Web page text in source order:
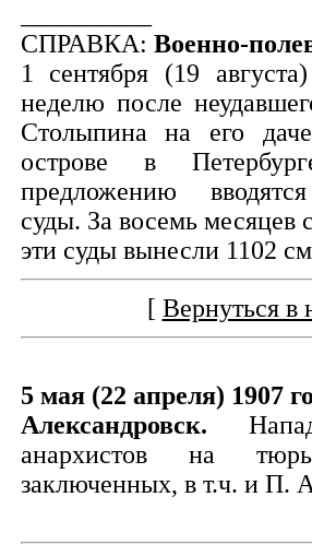
СПРАВКА: Военно-
1 сентября (19
неделю после
Столыпина на его
острове в
предложению
суды. За восемь месяцев
эти суды вынесли 1102
[ Вернуться в
5 мая (22 апреля) 1907
Александровск.
анархистов на
заключенных, в т.ч. и П.